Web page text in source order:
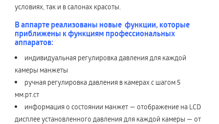
условиях, так и в салонах красоты.
В аппарте реализованы новые функции, которые
приближены к функциям профессиональных
аппаратов:
индивидуальная регулировка давления для каждой
камеры манжеты
ручная регулировка давления в камерах с шагом 5
мм.рт.ст
информация о состоянии манжет — отображение на LСD
дисплее установленного давления для каждой камеры — от